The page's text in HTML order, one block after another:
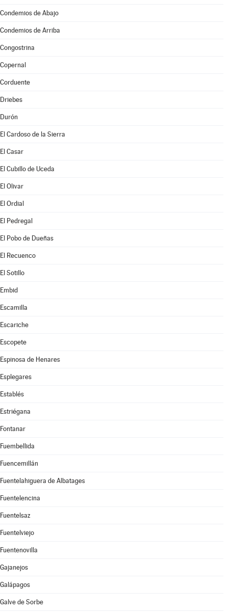
Condemios de Abajo
Condemios de Arriba
Congostrina
Copernal
Corduente
Driebes
Durón
El Cardoso de la Sierra
El Casar
El Cubillo de Uceda
El Olivar
El Ordial
El Pedregal
El Pobo de Dueñas
El Recuenco
El Sotillo
Embid
Escamilla
Escariche
Escopete
Espinosa de Henares
Esplegares
Establés
Estriégana
Fontanar
Fuembellida
Fuencemillán
Fuentelahiguera de Albatages
Fuentelencina
Fuentelsaz
Fuentelviejo
Fuentenovilla
Gajanejos
Galápagos
Galve de Sorbe